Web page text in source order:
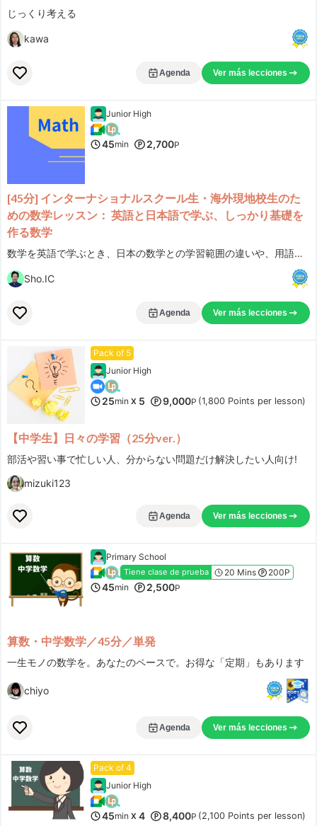
じっくり考える
kawa
Agenda Ver más lecciones
[45分] インターナショナルスクール生・海外現地校生のた
めの数学レッスン： 英語と日本語で学ぶ、しっかり基礎を
作る数学
数学を英語で学ぶとき、日本の数学との学習範囲の違いや、用語・表現の違いに戸惑うことがあると思います。このレッスンでは、英語で書かれた数学の教材を使い、表現に英語と日本語を交えて、しっかりとした数学の基礎、そして応用へアプローチしていきます。
Junior High
45min 2,700P
Sho.IC
Agenda Ver más lecciones
【中学生】日々の学習（25分ver.）
部活や習い事で忙しい人、分からない問題だけ解決したい人向け!
Pack of 5
Junior High
25min X 5 9,000P (1,800 Points per lesson)
mizuki123
Agenda Ver más lecciones
算数・中学数学／45分／単発
一生モノの数学を。あなたのペースで。お得な「定期」もあります
Primary School
Tiene clase de prueba 20 Mins 200P
45min 2,500P
chiyo
Agenda Ver más lecciones
Pack of 4
Junior High
45min X 4 8,400P (2,100 Points per lesson)